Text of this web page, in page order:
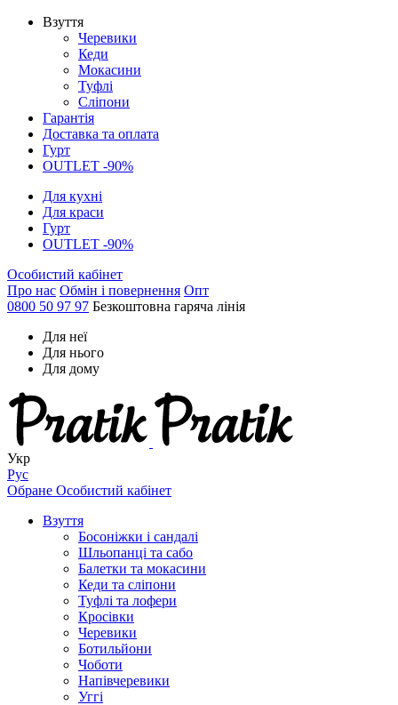
Взуття
Черевики
Кеди
Мокасини
Туфлі
Сліпони
Гарантія
Доставка та оплата
Гурт
OUTLET -90%
Для кухні
Для краси
Гурт
OUTLET -90%
Особистий кабінет
Про нас Обмін і повернення Опт
0800 50 97 97 Безкоштовна гаряча лінія
Для неї
Для нього
Для дому
Укр
Рус
Обране Особистий кабінет
Взуття
Босоніжки і сандалі
Шльопанці та сабо
Балетки та мокасини
Кеди та сліпони
Туфлі та лофери
Кросівки
Черевики
Ботильйони
Чоботи
Напівчеревики
Уггі